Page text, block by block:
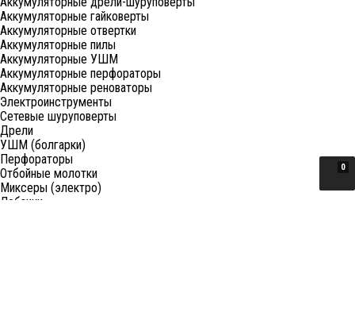
0
Аккумуляторные гайковерты
Аккумуляторные отвертки
Аккумуляторные пилы
Аккумуляторные УШМ
Аккумуляторные перфораторы
Аккумуляторные реноваторы
Электроинструменты
Сетевые шуруповерты
Дрели
УШМ (болгарки)
Перфораторы
Отбойные молотки
Миксеры (электро)
Лобзики